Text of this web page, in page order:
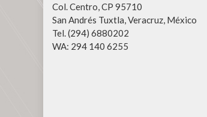
Col. Centro, CP 95710
San Andrés Tuxtla, Veracruz, México
Tel. (294) 6880202
WA: 294 140 6255